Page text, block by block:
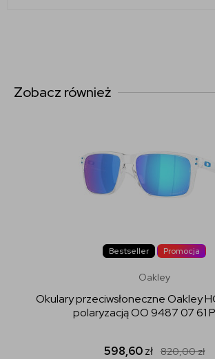
Zobacz również
Bestseller Promocja
Oakley
Okulary przeciwsłoneczne Oakley
polaryzacją OO 9487 07 61
598,60zł 820,00zł